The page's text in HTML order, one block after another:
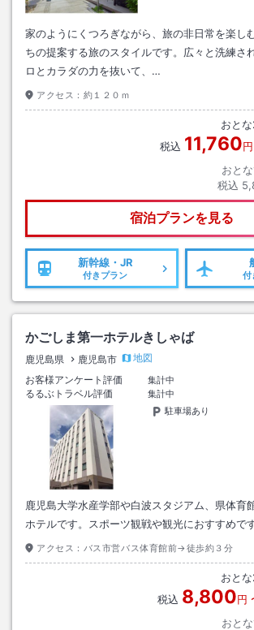
家のようにくつろぎながら、旅の非日常を楽し
ちの提案する旅のスタイルです。広々と洗練さ
ロとカラダの力を抜いて、…
アクセス： 約１２０ｍ
おとな
税込 11,760円
おと
税込
宿泊プランを見る
新幹線・JR
付きプラン 付
かごしま第一ホテルきしゃば
鹿児島県 鹿児島市
地図
お客様アンケート評価
集計中
るるぶトラベル評価
集計中
駐車場あり
鹿児島大学水産学部や白波スタジアム、県体育
ホテルです。スポーツ観戦や観光におすすめです
アクセス： バス市営バス体育館前→徒歩約３分
おとな
税込 8,800円
おと